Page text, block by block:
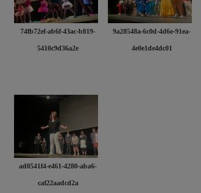
74fb72ef-ab6f-43ac-b819-
5410c9d36a2e
9a28548a-6c0d-4d6e-91ea-
4e0e1de4dc01
ad0541f4-e461-4280-aba6-
caf22aadcd2a